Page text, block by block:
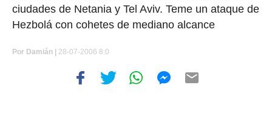
ciudades de Netania y Tel Aviv. Teme un ataque de
Hezbolá con cohetes de mediano alcance
Por Damián | 28-07-2006 8:0